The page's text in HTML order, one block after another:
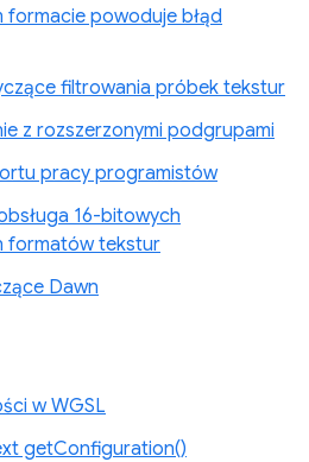
formacie powoduje błąd
filtrowania próbek tekstur
z rozszerzonymi podgrupami
pracy programistów
16-bitowych
formatów tekstur
Dawn
w WGSL
getConfiguration()